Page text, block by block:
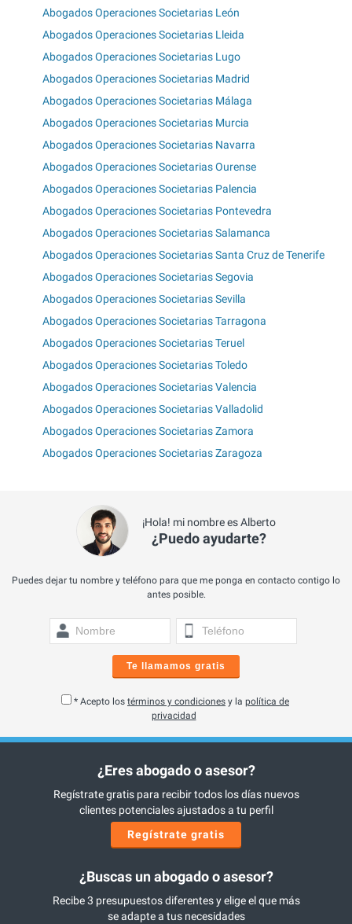
Abogados Operaciones Societarias León
Abogados Operaciones Societarias Lleida
Abogados Operaciones Societarias Lugo
Abogados Operaciones Societarias Madrid
Abogados Operaciones Societarias Málaga
Abogados Operaciones Societarias Murcia
Abogados Operaciones Societarias Navarra
Abogados Operaciones Societarias Ourense
Abogados Operaciones Societarias Palencia
Abogados Operaciones Societarias Pontevedra
Abogados Operaciones Societarias Salamanca
Abogados Operaciones Societarias Santa Cruz de Tenerife
Abogados Operaciones Societarias Segovia
Abogados Operaciones Societarias Sevilla
Abogados Operaciones Societarias Tarragona
Abogados Operaciones Societarias Teruel
Abogados Operaciones Societarias Toledo
Abogados Operaciones Societarias Valencia
Abogados Operaciones Societarias Valladolid
Abogados Operaciones Societarias Zamora
Abogados Operaciones Societarias Zaragoza
¡Hola! mi nombre es Alberto
¿Puedo ayudarte?
Puedes dejar tu nombre y teléfono para que me ponga en contacto contigo lo
antes posible.
Te llamamos gratis
* Acepto los términos y condiciones y la política de
privacidad
¿Eres abogado o asesor?
Regístrate gratis para recibir todos los días nuevos
clientes potenciales ajustados a tu perfil
Regístrate gratis
¿Buscas un abogado o asesor?
Recibe 3 presupuestos diferentes y elige el que más
se adapte a tus necesidades